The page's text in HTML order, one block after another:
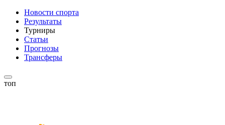
Новости спорта
Результаты
Турниры
Статьи
Прогнозы
Трансферы
топ